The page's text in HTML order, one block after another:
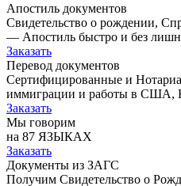
Апостиль документов
Свидетельство о рождении,
— Апостиль быстро и без
Заказать
Перевод документов
Сертифицированные и
иммиграции и работы в США,
Заказать
Мы говорим
на 87 ЯЗЫКАХ
Заказать
Документы из ЗАГС
Получим Свидетельство о